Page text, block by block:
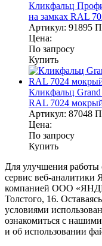
Кликфальц
на замках RAL
Артикул: 91895
Цена:
По запросу
Купить
Кликфальц
RAL 7024
Артикул: 87048
Цена:
По запросу
Купить
Для улучшения работы
сервис веб-аналитики
компанией ООО
Толстого, 16.
условиями
ознакомиться с
и об использовании